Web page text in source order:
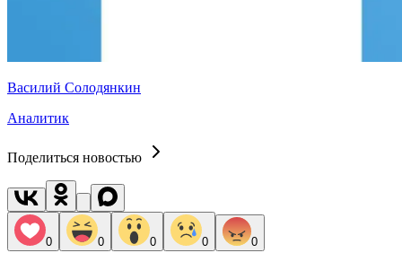
Василий Солодянкин
Аналитик
Поделиться новостью
0 0 0 0 0